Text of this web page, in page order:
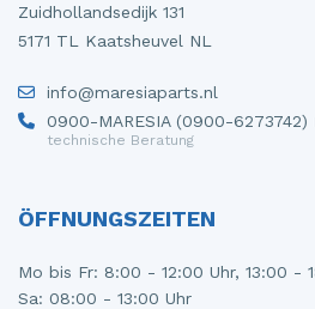
Zuidhollandsedijk 131
5171 TL Kaatsheuvel NL
info@maresiaparts.nl
0900-MARESIA (0900-6273742)
technische Beratung
ÖFFNUNGSZEITEN
Mo bis Fr: 8:00 - 12:00 Uhr, 13:00 -
Sa: 08:00 - 13:00 Uhr